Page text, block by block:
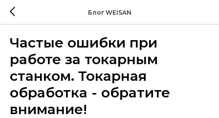
Блог WEISAN
Частые ошибки при
работе за токарным
станком. Токарная
обработка - обратите
внимание!